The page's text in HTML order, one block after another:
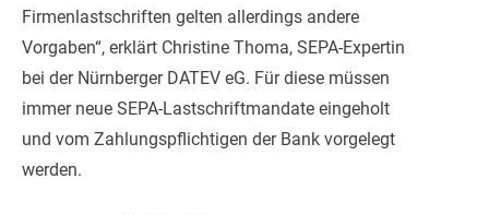
Firmenlastschriften gelten allerdings andere
Vorgaben“, erklärt Christine Thoma, SEPA-Expertin
bei der Nürnberger DATEV eG. Für diese müssen
immer neue SEPA-Lastschriftmandate eingeholt
und vom Zahlungspflichtigen der Bank vorgelegt
werden.